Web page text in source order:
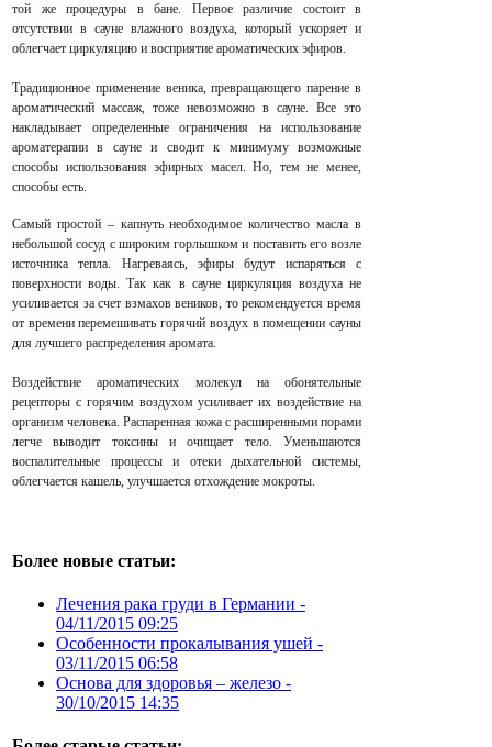
той же процедуры в бане. Первое различие состоит в
отсутствии в сауне влажного воздуха, который ускоряет и
облегчает циркуляцию и восприятие ароматических эфиров.
Традиционное применение веника, превращающего парение в
ароматический массаж, тоже невозможно в сауне. Все это
накладывает определенные ограничения на использование
ароматерапии в сауне и сводит к минимуму возможные
способы использования эфирных масел. Но, тем не менее,
способы есть.
Самый простой – капнуть необходимое количество масла в
небольшой сосуд с широким горлышком и поставить его возле
источника тепла. Нагреваясь, эфиры будут испаряться с
поверхности воды. Так как в сауне циркуляция воздуха не
усиливается за счет взмахов веников, то рекомендуется время
от времени перемешивать горячий воздух в помещении сауны
для лучшего распределения аромата.
Воздействие ароматических молекул на обонятельные
рецепторы с горячим воздухом усиливает их воздействие на
организм человека. Распаренная кожа с расширенными порами
легче выводит токсины и очищает тело. Уменьшаются
воспалительные процессы и отеки дыхательной системы,
облегчается кашель, улучшается отхождение мокроты.
Более новые статьи:
Лечения рака груди в Германии -
04/11/2015 09:25
Особенности прокалывания ушей -
03/11/2015 06:58
Основа для здоровья – железо -
30/10/2015 14:35